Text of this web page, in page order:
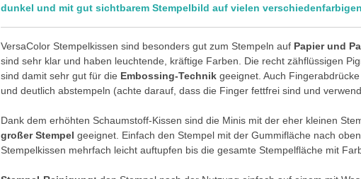
dunkel und mit gut sichtbarem Stempelbild auf vielen
VersaColor Stempelkissen sind besonders gut zum Stempeln auf Papier und
sind sehr klar und haben leuchtende, kräftige Farben. Die recht zähflüssigen
sind damit sehr gut für die Embossing-Technik geeignet. Auch
und deutlich abstempeln (achte darauf, dass die Finger fettfrei sind und
Dank dem erhöhten Schaumstoff-Kissen sind die Minis mit der eher kleinen
großer Stempel geeignet. Einfach den Stempel mit der Gummifläche nach
Stempelkissen mehrfach leicht auftupfen bis die gesamte Stempelfläche mit